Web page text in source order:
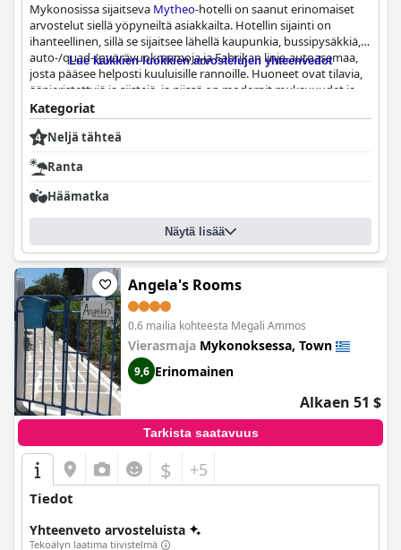
Mykonosissa sijaitseva Mytheo-hotelli on saanut erinomaiset
arvostelut siellä yöpyneiltä asiakkailta. Hotellin sijainti on
ihanteellinen, sillä se sijaitsee lähellä kaupunkia, bussipysäkkiä,
auto-/quad-/pyörävuokraamoja ja Fabrikan linja-autoasemaa,
josta pääsee helposti kuuluisille rannoille. Huoneet ovat tilavia,
äänieristettyjä ja siistejä, ja niissä on modernit mukavuudet ja
viihtyisä tunnelma. Hotellia kuvataan moitteettoman siistiksi, ja
päivittäinen siivous varmistaa, että kaikki pysyy puhtaana koko
oleskelusi ajan. Henkilökunta on vieraanvaraista, ystävällistä ja
vastausta. Heidän ystävällisyyttään ja käytettävyyttään kaikki
vieraat arvostivat suuresti. Kaiken kaikkiaan
tarjoaa erinomaista vastinetta rahalle ja on mukava ja
miellyttävä paikka yöpyä Mykonoksella vieraillessasi.
Lue kaikkien luokkien arvostelujen yhteenvedot
Kategoriat
Neljä tähteä
Ranta
Häämatka
Näytä lisää
Angela's Rooms
0.6 mailia kohteesta Megali Ammos
Vierasmaja Mykonoksessa, Town
9,6 Erinomainen
Alkaen 51 $
Tarkista saatavuus
$ +5
Tiedot
Yhteenveto arvosteluista
Tekoälyn laatima tiivistelmä